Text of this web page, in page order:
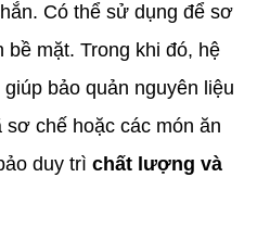
Có thể sử dụng để sơ
mặt. Trong khi đó, hệ
bảo quản nguyên liệu
chế hoặc các món ăn
duy trì chất lượng và